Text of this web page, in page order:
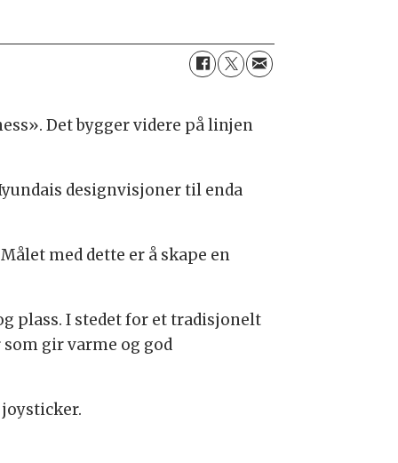
Det bygger videre på linjen
designvisjoner til enda
med dette er å skape en
plass. I stedet for et tradisjonelt
gir varme og god